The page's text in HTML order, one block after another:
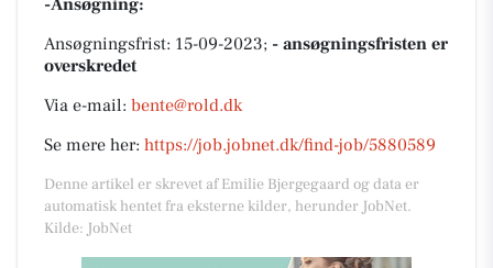
Ansøgningsfrist: 15-09-2023; - ansøgningsfristen er
overskredet
Via e-mail: bente@rold.dk
Se mere her: https://job.jobnet.dk/find-job/5880589
Denne artikel er skrevet af Emilie Bjergegaard og data er
automatisk hentet fra eksterne kilder, herunder JobNet.
Kilde: JobNet